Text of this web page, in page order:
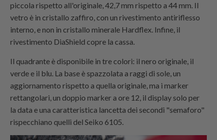
piccola rispetto all'originale, 42,7 mm rispetto a 44 mm. Il
vetro è in cristallo zaffiro, con un rivestimento antiriflesso
interno, e non in cristallo minerale Hardflex. Infine, il
rivestimento DiaShield copre la cassa.
Il quadrante è disponibile in tre colori: il nero originale, il
verde e il blu. La base è spazzolata a raggi di sole, un
aggiornamento rispetto a quella originale, ma i marker
rettangolari, un doppio marker a ore 12, il display solo per
la data e una caratteristica lancetta dei secondi "semaforo"
rispecchiano quelli del Seiko 6105.